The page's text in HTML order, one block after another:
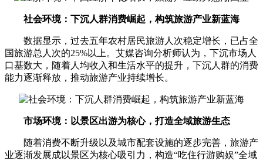
社会环境：下沉人群消费崛起，构筑旅游产业新蓝海
数据显示，过去五年农村居民旅游人次稳定增长，已占全
国旅游总人次的25%以上。艾媒咨询分析师认为，下沉市场人
口基数大，随着人均收入和生活水平的提升，下沉人群的消费
能力逐渐释放，推动旅游产业持续增长。
市场环境：以景区出游为核心，打造全域旅游生态
随着消费不断升级以及城市配套设施的逐步完善，旅游产
业逐渐发展成以景区为核心吸引力，构造“吃住行游购娱”全域